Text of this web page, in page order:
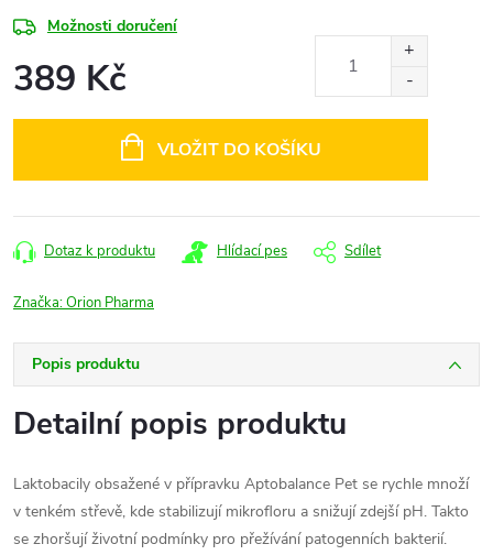
Možnosti doručení
389 Kč
VLOŽIT DO KOŠÍKU
Dotaz k produktu Hlídací pes Sdílet
Značka:Orion Pharma
Popis produktu
Detailní popis produktu
Laktobacily obsažené v přípravku Aptobalance Pet se rychle množí
v tenkém střevě, kde stabilizují mikrofloru a snižují zdejší pH. Takto
se zhoršují životní podmínky pro přežívání patogenních bakterií.